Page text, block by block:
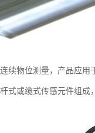
续物位测量，产品应
式或缆式传感元件组成